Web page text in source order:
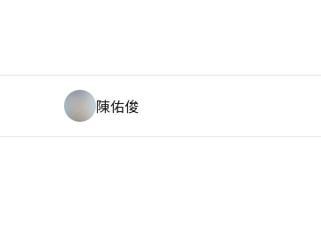
陳佑俊